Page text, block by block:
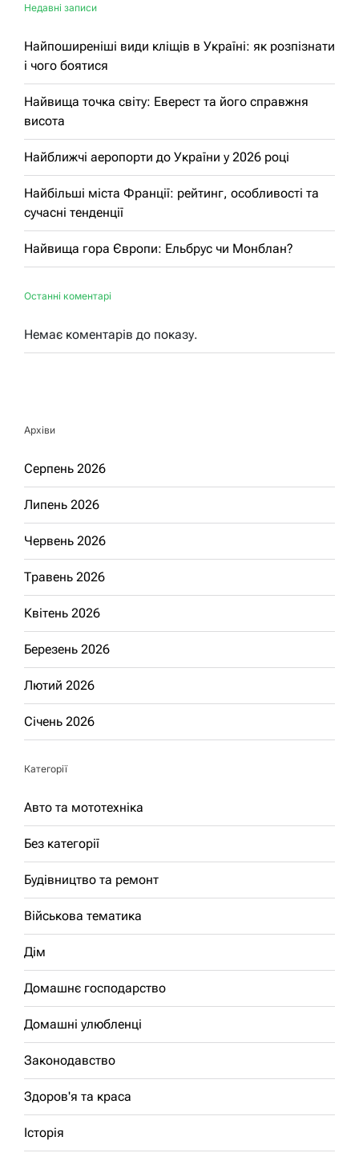
Недавні записи
Найпоширеніші види кліщів в Україні: як розпізнати
і чого боятися
Найвища точка світу: Еверест та його справжня
висота
Найближчі аеропорти до України у 2026 році
Найбільші міста Франції: рейтинг, особливості та
сучасні тенденції
Найвища гора Європи: Ельбрус чи Монблан?
Останні коментарі
Немає коментарів до показу.
Архіви
Серпень 2026
Липень 2026
Червень 2026
Травень 2026
Квітень 2026
Березень 2026
Лютий 2026
Січень 2026
Категорії
Авто та мототехніка
Без категорії
Будівництво та ремонт
Військова тематика
Дім
Домашнє господарство
Домашні улюбленці
Законодавство
Здоров'я та краса
Історія